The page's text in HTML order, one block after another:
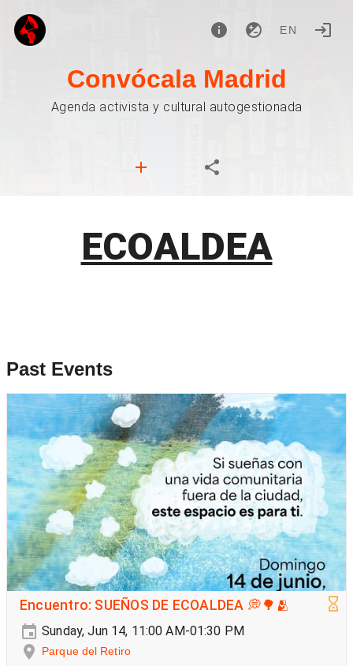
EN
Convócala Madrid
Agenda activista y cultural autogestionada
ECOALDEA
Past Events
Encuentro: SUEÑOS DE ECOALDEA 💭🌳🫂
Sunday, Jun 14, 11:00 AM-01:30 PM
Parque del Retiro